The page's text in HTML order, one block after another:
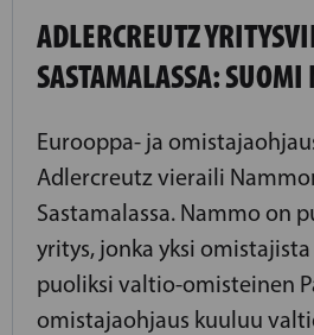
ADLERCREUTZ
SASTAMALASSA: SUOMI
Eurooppa- ja
Adlercreutz vieraili
Sastamalassa. Nammo on
yritys, jonka yksi
puoliksi valtio-omisteinen
omistajaohjaus kuuluu